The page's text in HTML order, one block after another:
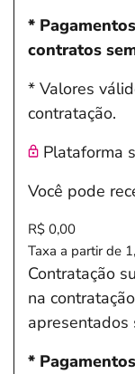
*
contratos
* Valores
contratação.
Plataforma
Você pode
R$ 0,00
Taxa a partir de
Contratação
na
apresentados
*